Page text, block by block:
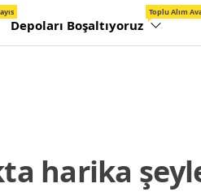
Depoları Boşaltıyoruz
Toplu Alım
harika